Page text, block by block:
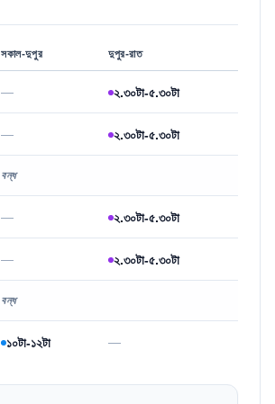
সকাল-দুপুর দুপুর-রাত
— ২.৩০টা-৫.৩০টা
— ২.৩০টা-৫.৩০টা
বন্ধ
— ২.৩০টা-৫.৩০টা
— ২.৩০টা-৫.৩০টা
বন্ধ
১০টা-১২টা —